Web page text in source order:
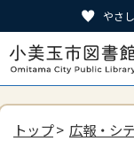
やさ
トップ> 広報・シ